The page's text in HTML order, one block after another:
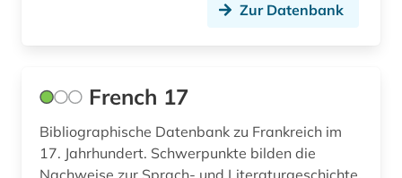
Zur Datenbank
French 17
Bibliographische Datenbank zu Frankreich im
17. Jahrhundert. Schwerpunkte bilden die